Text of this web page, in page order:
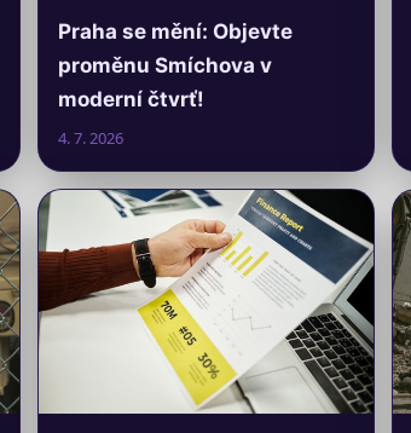
Praha se mění: Objevte
proměnu Smíchova v
moderní čtvrť!
4. 7. 2026